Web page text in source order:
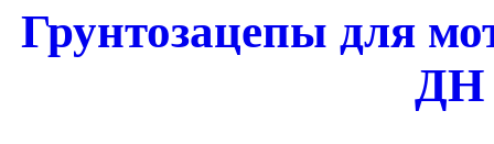
Грунтозацепы для
ДН